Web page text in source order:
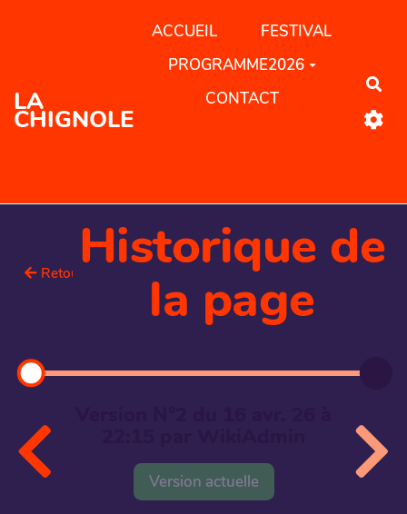
Aller au contenu principal
LA
CHIGNOLE
ACCUEIL
FESTIVAL
PROGRAMME2026
CONTACT
Retour Historique de
la page
Version actuelle